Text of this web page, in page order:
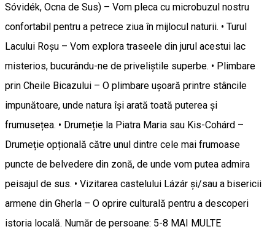
Sóvidék, Ocna de Sus) – Vom pleca cu microbuzul nostru
confortabil pentru a petrece ziua în mijlocul naturii. • Turul
Lacului Roșu – Vom explora traseele din jurul acestui lac
misterios, bucurându-ne de priveliștile superbe. • Plimbare
prin Cheile Bicazului – O plimbare ușoară printre stâncile
impunătoare, unde natura își arată toată puterea și
frumusețea. • Drumeție la Piatra Maria sau Kis-Cohárd –
Drumeție opțională către unul dintre cele mai frumoase
puncte de belvedere din zonă, de unde vom putea admira
peisajul de sus. • Vizitarea castelului Lázár și/sau a bisericii
armene din Gherla – O oprire culturală pentru a descoperi
istoria locală. Număr de persoane: 5-8 MAI MULTE